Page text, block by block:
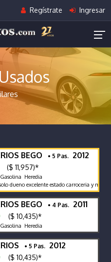
Regístrate Ingresar
BEGO • 5 Pas. 2012
($ 11,957)*
Heredia
dueno excelente estado carroceria y motor
BEGO • 4 Pas. 2011
($ 10,435)*
Heredia
• 5 Pas. 2012
($ 10,435)*